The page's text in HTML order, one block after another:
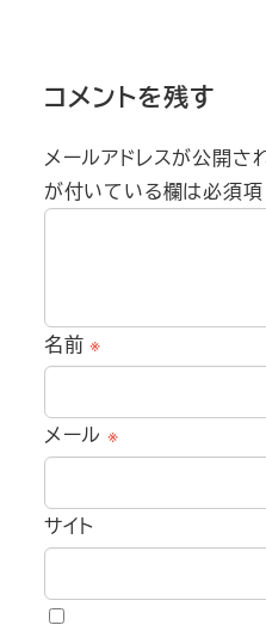
コメントを残す
メールアドレスが公開さ
が付いている欄は必須
名前※
メール ※
サイト